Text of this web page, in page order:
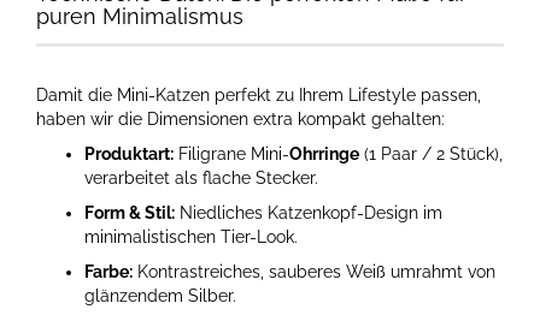
puren Minimalismus
Damit die Mini-Katzen perfekt zu Ihrem Lifestyle passen,
haben wir die Dimensionen extra kompakt gehalten:
Produktart: Filigrane Mini-Ohrringe (1 Paar / 2 Stück),
verarbeitet als flache Stecker.
Form & Stil: Niedliches Katzenkopf-Design im
minimalistischen Tier-Look.
Farbe: Kontrastreiches, sauberes Weiß umrahmt von
glänzendem Silber.